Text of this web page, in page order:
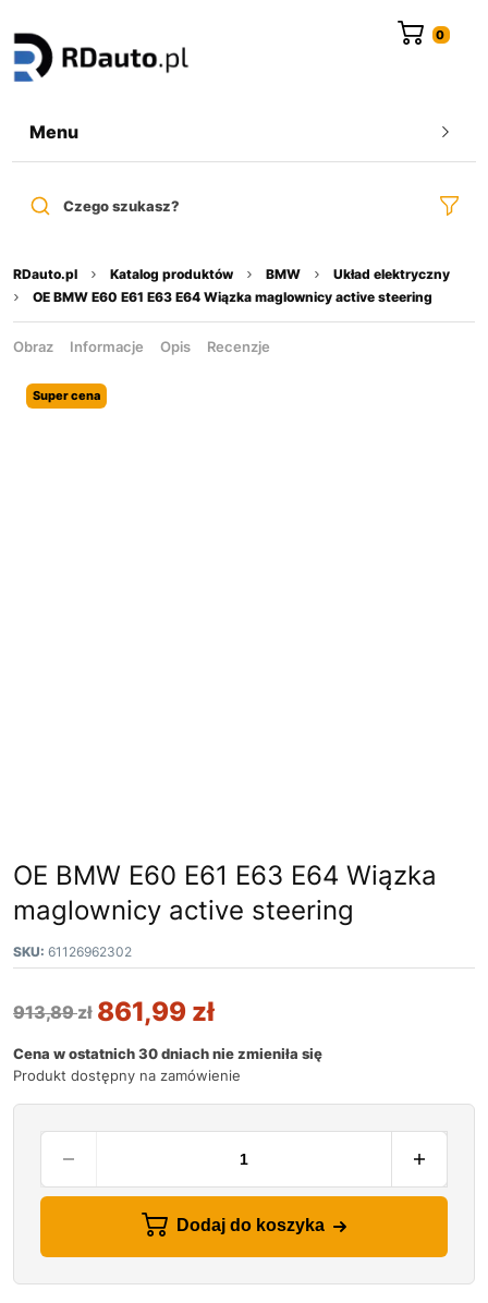
Menu
Czego szukasz?
RDauto.pl Katalog produktów BMW
Układ elektryczny
OE BMW E60 E61 E63 E64 Wiązka maglownicy active steering
Obraz Informacje Opis Recenzje
Super cena
OE BMW E60 E61 E63 E64 Wiązka
maglownicy active steering
SKU: 61126962302
913,89zł 861,99 zł
Cena w ostatnich 30 dniach nie zmieniła się
Produkt dostępny na zamówienie
Dodaj do koszyka